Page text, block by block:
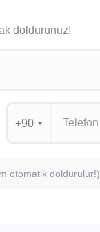
doldurunuz!
+90
otomatik doldurulur!)